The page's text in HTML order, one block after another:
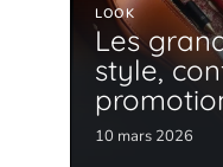
LOOK
Les
style,
10 mars 2026